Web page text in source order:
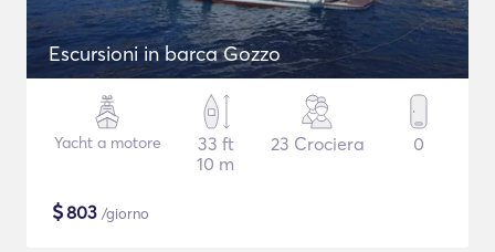
Escursioni in barca Gozzo
Yacht a motore
33 ft
10 m
23 Crociera 0
$803 /giorno